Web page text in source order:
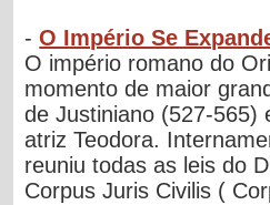
-O Império Se
O império romano do
momento de maior
de Justiniano (527-565)
atriz Teodora.
reuniu todas as leis do
Corpus Juris Civilis (